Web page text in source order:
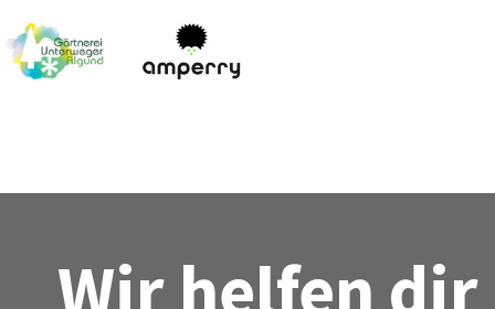
Wir helfen